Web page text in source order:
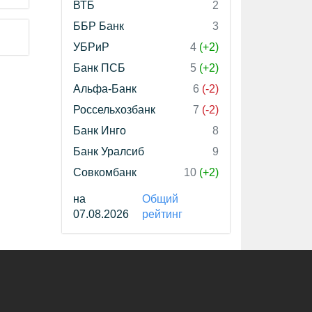
ВТБ
2
ББР Банк
3
УБРиР
4 (+2)
Банк ПСБ
5 (+2)
Альфа-Банк
6 (-2)
Россельхозбанк
7 (-2)
Банк Инго
8
Банк Уралсиб
9
Совкомбанк
10 (+2)
на
07.08.2026
Общий
рейтинг